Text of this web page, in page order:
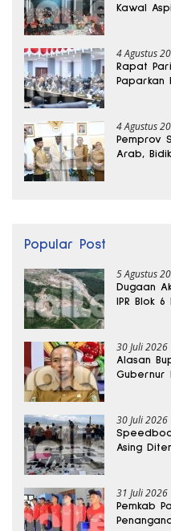
Kawal
4 Agustus
Rapat
Paparkan
4 Agustus
Pemprov
Arab,
Popular Post
5 Agustus
Dugaan
IPR Blok
30 Juli 2026
Alasan
Gubernur
30 Juli 2026
Asing
31 Juli 2026
Pemkab